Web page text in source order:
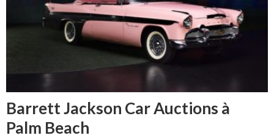
Barrett Jackson Car Auctions à
Palm Beach